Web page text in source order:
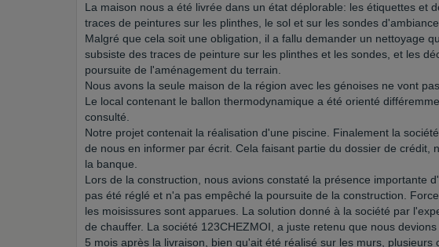
La maison nous a été livrée dans un état déplorable: les étiquettes et
traces de peintures sur les plinthes, le sol et sur les sondes
Malgré que cela soit une obligation, il a fallu demander un nettoyage
subsiste des traces de peinture sur les plinthes et les sondes, et les
poursuite de l'aménagement du terrain.
Nous avons la seule maison de la région avec les génoises ne vont
Le local contenant le ballon thermodynamique a été orienté
consulté.
Notre projet contenait la réalisation d'une piscine. Finalement la
de nous en informer par écrit. Cela faisant partie du dossier de crédit,
la banque.
Lors de la construction, nous avions constaté la présence importante
pas été réglé et n'a pas empêché la poursuite de la construction.
les moisissures sont apparues. La solution donné à la société par
de chauffer. La société 123CHEZMOI, a juste retenu que nous devions
5 mois après la livraison, bien qu'ait été réalisé sur les murs,